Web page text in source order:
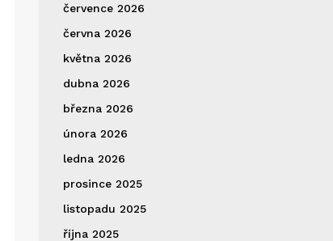
července 2026
června 2026
května 2026
dubna 2026
března 2026
února 2026
ledna 2026
prosince 2025
listopadu 2025
října 2025